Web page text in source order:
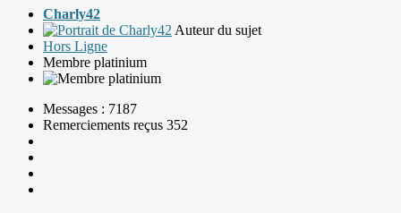
Charly42
Auteur du sujet
Hors Ligne
Membre platinium
Messages : 7187
Remerciements reçus 352